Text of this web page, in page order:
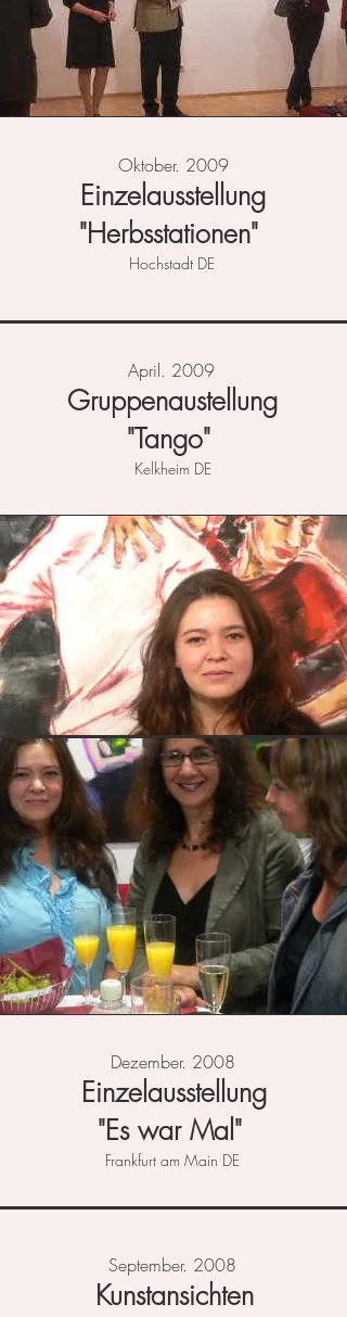
Oktober. 2009
Einzelausstellung
"Herbsstationen"
Hochstadt DE
April. 2009
Gruppenaustellung
"Tango"
Kelkheim DE
Dezember. 2008
Einzelausstellung
"Es war Mal"
Frankfurt am Main DE
September. 2008
Kunstansichten